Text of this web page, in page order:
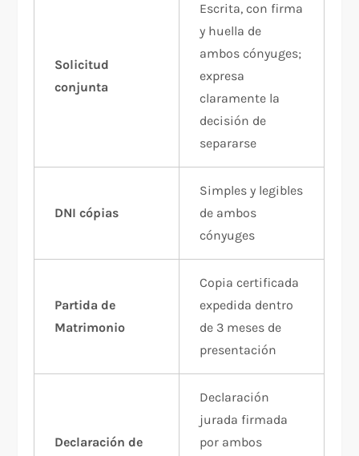
Solicitud
conjunta
Escrita, con firma
y huella de
ambos cónyuges;
expresa
claramente la
decisión de
separarse
DNI cópias
Simples y legibles
de ambos
cónyuges
Partida de
Matrimonio
Copia certificada
expedida dentro
de 3 meses de
presentación
Declaración de
Declaración
jurada firmada
por ambos